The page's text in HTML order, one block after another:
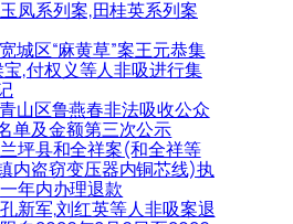
凤系列案,田桂英系列案
城区“麻黄草”案王元恭集
,付权义等人非吸进行集
山区鲁燕春非法吸收公众
单及金额第三次公示
坪县和全祥案(和全祥等
内盗窃变压器内铜芯线)执
年内办理退款
新军,刘红英等人非吸案退